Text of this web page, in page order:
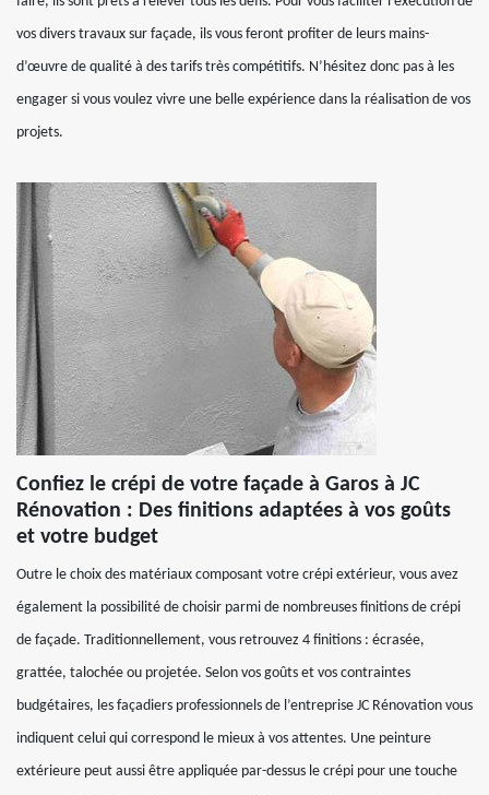
vos divers travaux sur façade, ils vous feront profiter de leurs mains-
d’œuvre de qualité à des tarifs très compétitifs. N’hésitez donc pas à les
engager si vous voulez vivre une belle expérience dans la réalisation de vos
projets.
Confiez le crépi de votre façade à Garos à JC
Rénovation : Des finitions adaptées à vos goûts
et votre budget
Outre le choix des matériaux composant votre crépi extérieur, vous avez
également la possibilité de choisir parmi de nombreuses finitions de crépi
de façade. Traditionnellement, vous retrouvez 4 finitions : écrasée,
grattée, talochée ou projetée. Selon vos goûts et vos contraintes
budgétaires, les façadiers professionnels de l’entreprise JC Rénovation vous
indiquent celui qui correspond le mieux à vos attentes. Une peinture
extérieure peut aussi être appliquée par-dessus le crépi pour une touche